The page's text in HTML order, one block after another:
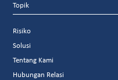
Topik
Risiko
Solusi
Tentang Kami
Hubungan Relasi